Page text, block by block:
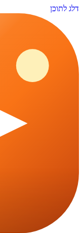
דלג לתוכן